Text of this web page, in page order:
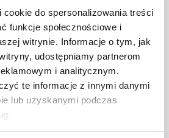
do spersonalizowania treści
funkcje społecznościowe i
witrynie. Informacje o tym, jak
udostępniamy partnerom
i analitycznym.
te informacje z innymi danymi
lub uzyskanymi podczas
царинске уније
за контакт са храном, не